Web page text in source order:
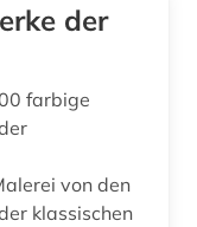
der
farbige
von den
klassischen